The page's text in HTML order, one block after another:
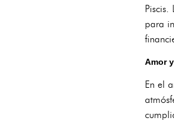
para
Amor
En el